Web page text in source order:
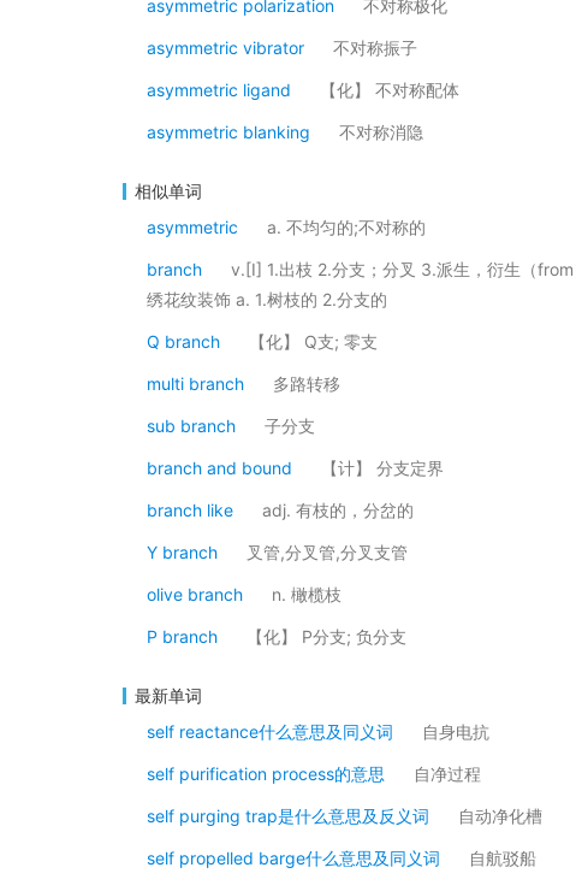
asymmetric polarization 不对称极化
asymmetric vibrator 不对称振子
asymmetric ligand 【化】 不对称配体
asymmetric blanking 不对称消隐
相似单词
asymmetric
a. 不均匀的;不对称的
branch
v.[I] 1.出枝 2.分支；分叉 3.派生，衍生（
绣花纹装饰 a. 1.树枝的 2.分支的
Q branch 【化】 Q支; 零支
multi branch 多路转移
sub branch 子分支
branch and bound 【计】 分支定界
branch like adj. 有枝的，分岔的
Y branch 叉管,分叉管,分叉支管
olive branch n. 橄榄枝
P branch 【化】 P分支; 负分支
最新单词
self reactance什么意思及同义词
自身电抗
self purification process的意思 自净过程
self purging trap是什么意思及反义词 自动净化槽
self propelled barge什么意思及同义词 自航驳船